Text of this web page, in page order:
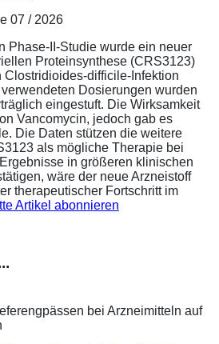
07 / 2026
Phase-II-Studie wurde ein neuer
Proteinsynthese (CRS3123)
Clostridioides-difficile-Infektion
Dosierungen wurden
eingestuft. Die Wirksamkeit
Vancomycin, jedoch gab es
Die Daten stützen die weitere
als mögliche Therapie bei
in größeren klinischen
wäre der neue Arzneistoff
therapeutischer Fortschritt im
Artikel abonnieren